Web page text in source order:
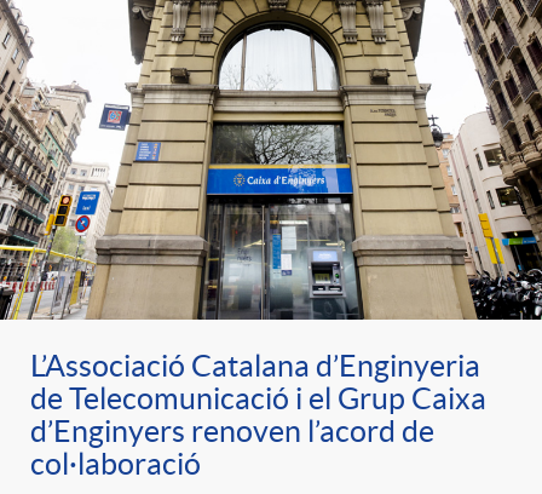
L’Associació Catalana d’Enginyeria
de Telecomunicació i el Grup Caixa
d’Enginyers renoven l’acord de
col·laboració